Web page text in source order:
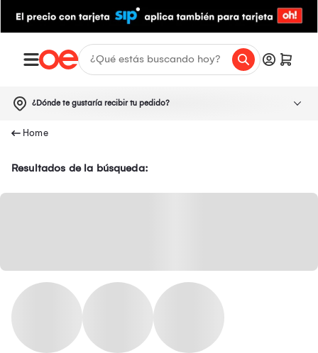
¿Dónde te gustaría recibir tu pedido?
Resultados de la búsqueda: